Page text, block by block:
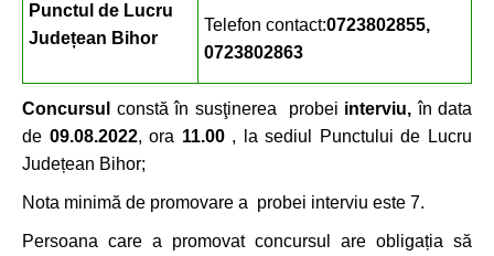
Punctul de Lucru
Județean Bihor
Telefon contact:0723802855,
0723802863
Concursul constă în susţinerea probei interviu,în data
de 09.08.2022, ora 11.00, la sediul Punctului de Lucru
Județean Bihor;
Nota minimă de promovare a probei interviu este 7.
Persoana care a promovat concursul are obligația să